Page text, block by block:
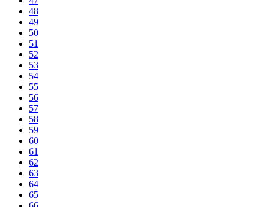
48
49
50
51
52
53
54
55
56
57
58
59
60
61
62
63
64
65